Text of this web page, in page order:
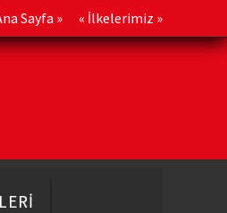
Sayfa » « İlkelerimiz »